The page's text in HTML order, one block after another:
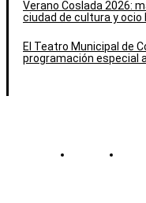
Verano Coslada 2026:
ciudad de cultura y
El Teatro Municipal de
programación especial
Contacto